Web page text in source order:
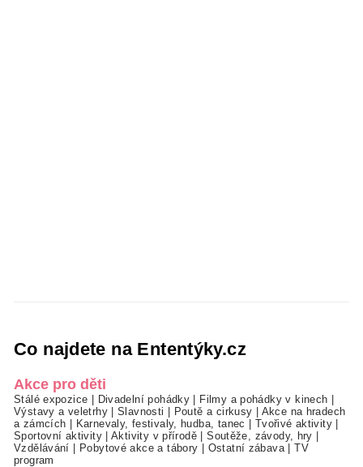
Co najdete na Ententýky.cz
Akce pro děti
Stálé expozice Divadelní pohádky Filmy a pohádky v kinech
Výstavy a veletrhy|Slavnosti Poutě a cirkusy
Akce na hradech
a zámcích
Karnevaly, festivaly, hudba, tanec Tvořivé aktivity
Sportovní aktivity|Aktivity v přírodě |Soutěže, závody, hry
Vzdělávání
Pobytové akce a tábory Ostatní zábava |TV
program